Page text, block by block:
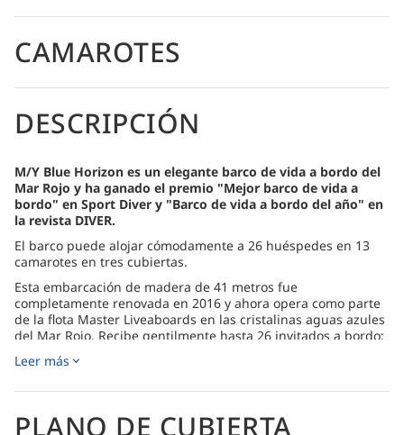
CAMAROTES
DESCRIPCIÓN
M/Y Blue Horizon es un elegante barco de vida a bordo del
Mar Rojo y ha ganado el premio "Mejor barco de vida a
bordo" en Sport Diver y "Barco de vida a bordo del año" en
la revista DIVER.
El barco puede alojar cómodamente a 26 huéspedes en 13
camarotes en tres cubiertas.
Esta embarcación de madera de 41 metros fue
completamente renovada en 2016 y ahora opera como parte
de la flota Master Liveaboards en las cristalinas aguas azules
del Mar Rojo. Recibe gentilmente hasta 26 invitados a bordo;
fijos.
Cada camarote está equipado con aire acondicionado, un
baño privado. Los enchufes estándar a bordo son europeos
Leer más
PLANO DE CUBIERTA